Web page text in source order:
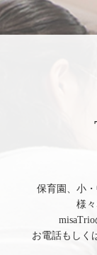
保育園、小
様
お電話もしく